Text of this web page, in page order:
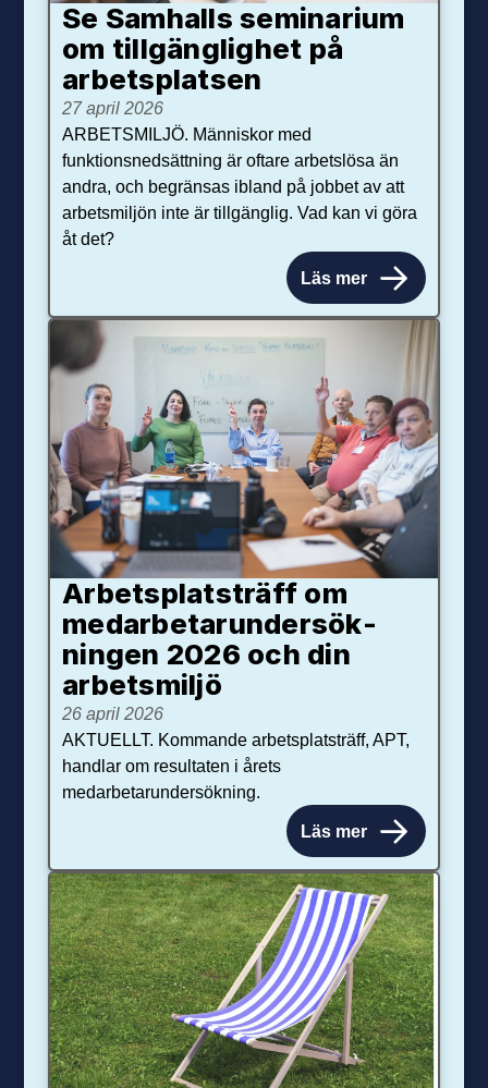
Se Samhalls seminarium
om tillgänglighet på
arbetsplatsen
27 april 2026
ARBETSMILJÖ. Människor med
funktionsnedsättning är oftare arbetslösa än
andra, och begränsas ibland på jobbet av att
arbetsmiljön inte är tillgänglig. Vad kan vi göra
åt det?
Läs mer
Arbetsplats­träff om
med­arbetar­under­sök­
ningen 2026 och din
arbets­miljö
26 april 2026
AKTUELLT. Kommande arbetsplatsträff, APT,
handlar om resultaten i årets
medarbetarundersökning.
Läs mer